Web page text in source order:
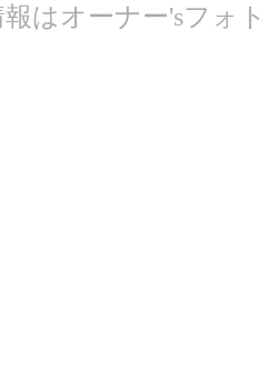
はオーナー'sフォ